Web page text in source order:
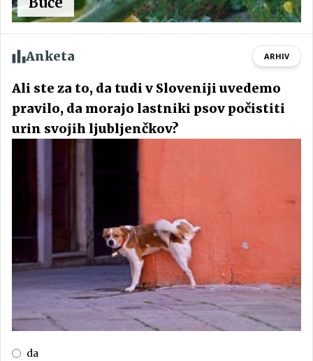
Anketa ARHIV
Ali ste za to, da tudi v Sloveniji uvedemo
pravilo, da morajo lastniki psov počistiti
urin svojih ljubljenčkov?
da